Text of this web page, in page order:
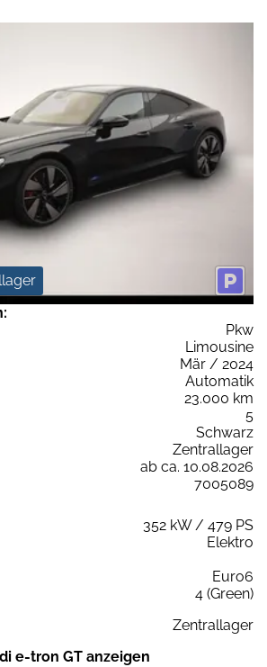
Pkw
Limousine
Mär / 2024
Automatik
23.000 km
5
Schwarz
Zentrallager
ab ca. 10.08.2026
7005089
352 kW / 479 PS
Elektro
Euro6
4 (Green)
Zentrallager
e-tron GT anzeigen